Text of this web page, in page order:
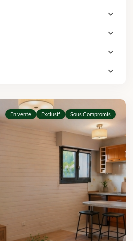
En vente Exclusif Sous Compromis